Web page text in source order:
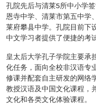
孔院先后与清莱5所中小学
恩寺中学、清莱市第五中学
莱府攀县中学。孔院目前下
中文学习者提供了便捷的考
皇太后大学孔子学院主要承
化任务，面向全校非汉语专
修课并配套自主研发的网络
教授汉语及中国文化课程，
文化和各类文化体验课程。